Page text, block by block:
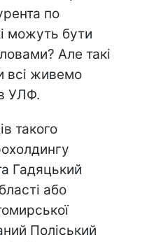
по
можуть бути
Але такі
всі живемо
УЛФ.
такого
Гадяцький
або
Поліський